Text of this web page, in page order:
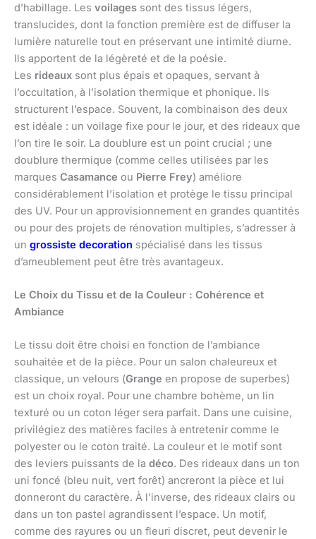
d’habillage. Les voilages sont des tissus légers,
translucides, dont la fonction première est de diffuser la
lumière naturelle tout en préservant une intimité diurne.
Ils apportent de la légèreté et de la poésie.
Les rideaux sont plus épais et opaques, servant à
l’occultation, à l’isolation thermique et phonique. Ils
structurent l’espace. Souvent, la combinaison des deux
est idéale : un voilage fixe pour le jour, et des rideaux que
l’on tire le soir. La doublure est un point crucial ; une
doublure thermique (comme celles utilisées par les
marques Casamance ou Pierre Frey) améliore
considérablement l’isolation et protège le tissu principal
des UV. Pour un approvisionnement en grandes quantités
ou pour des projets de rénovation multiples, s’adresser à
un grossiste decoration spécialisé dans les tissus
d’ameublement peut être très avantageux.
Le Choix du Tissu et de la Couleur : Cohérence et
Ambiance
Le tissu doit être choisi en fonction de l’ambiance
souhaitée et de la pièce. Pour un salon chaleureux et
classique, un velours (Grange en propose de superbes)
est un choix royal. Pour une chambre bohème, un lin
texturé ou un coton léger sera parfait. Dans une cuisine,
privilégiez des matières faciles à entretenir comme le
polyester ou le coton traité. La couleur et le motif sont
des leviers puissants de la déco. Des rideaux dans un ton
uni foncé (bleu nuit, vert forêt) ancreront la pièce et lui
donneront du caractère. À l’inverse, des rideaux clairs ou
dans un ton pastel agrandissent l’espace. Un motif,
comme des rayures ou un fleuri discret, peut devenir le